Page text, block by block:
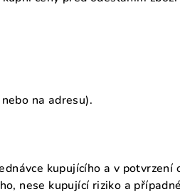
na adresu).
kupujícího a v potvrzení
nese kupující riziko a